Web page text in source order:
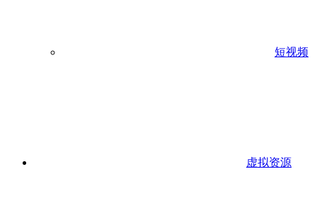
短视频
虚拟资源